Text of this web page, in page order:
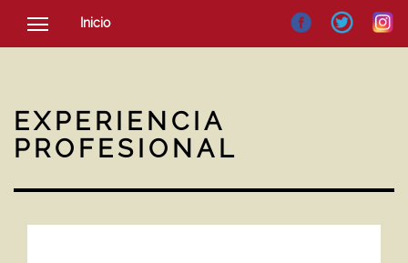
Inicio
SOCIEDAD
NOTICIAS
EXPERIENCIA
PROFESIONAL